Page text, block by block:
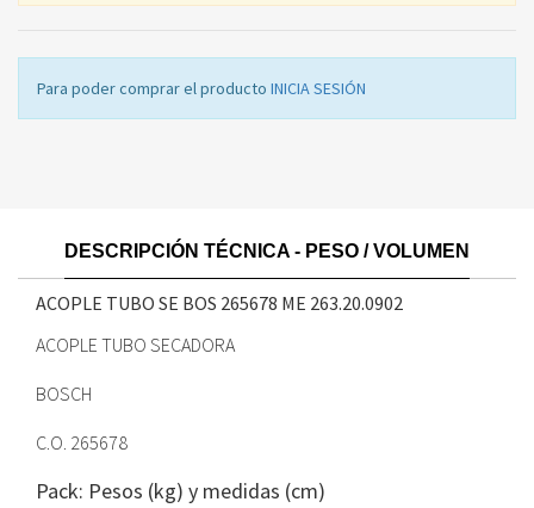
Para poder comprar el producto INICIA SESIÓN
DESCRIPCIÓN TÉCNICA - PESO / VOLUMEN
ACOPLE TUBO SE BOS 265678 ME 263.20.0902
ACOPLE TUBO SECADORA
BOSCH
C.O. 265678
Pack: Pesos (kg) y medidas (cm)